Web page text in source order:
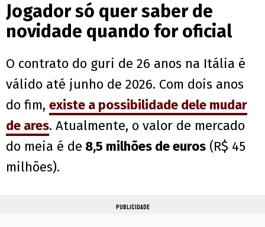
Jogador só quer saber de
novidade quando for oficial
O contrato do guri de 26 anos na Itália é
válido até junho de 2026. Com dois anos
do fim, existe a possibilidade dele mudar
de ares. Atualmente, o valor de mercado
do meia é de 8,5 milhões de euros (R$ 45
milhões).
PUBLICIDADE